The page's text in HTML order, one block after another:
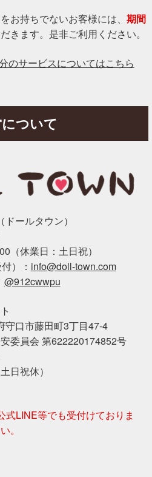
お持ちでないお客様には、 期間
きます。是非ご利用ください。
のサービスについてはこちら
ついて
ールタウン）
（休業日：土日祝）
）： info@doll-town.com
@912cwwpu
守口市藤田町3丁目47-4
委員会 第622220174852号
日祝休）
LINE等でも受付けておりま
。